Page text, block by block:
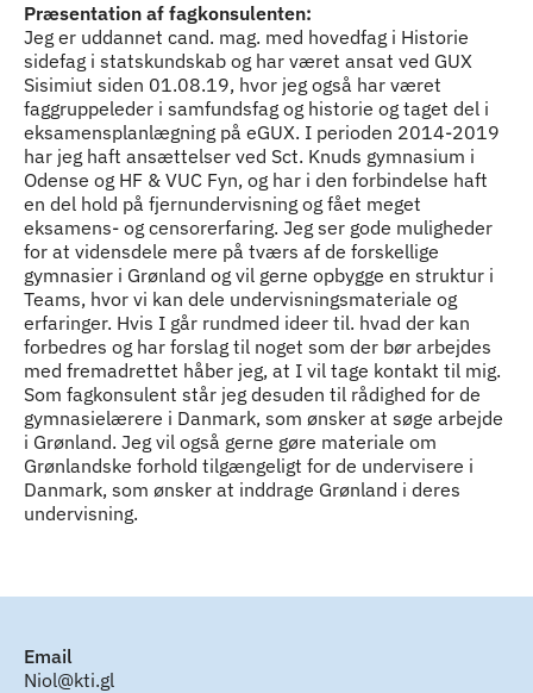
Præsentation af fagkonsulenten:
Jeg er uddannet cand. mag. med hovedfag i Historie
sidefag i statskundskab og har været ansat ved GUX
Sisimiut siden 01.08.19, hvor jeg også har været
faggruppeleder i samfundsfag og historie og taget del i
eksamensplanlægning på eGUX. I perioden 2014-2019
har jeg haft ansættelser ved Sct. Knuds gymnasium i
Odense og HF & VUC Fyn, og har i den forbindelse haft
en del hold på fjernundervisning og fået meget
eksamens- og censorerfaring. Jeg ser gode muligheder
for at vidensdele mere på tværs af de forskellige
gymnasier i Grønland og vil gerne opbygge en struktur i
Teams, hvor vi kan dele undervisningsmateriale og
erfaringer. Hvis I går rundmed ideer til. hvad der kan
forbedres og har forslag til noget som der bør arbejdes
med fremadrettet håber jeg, at I vil tage kontakt til mig.
Som fagkonsulent står jeg desuden til rådighed for de
gymnasielærere i Danmark, som ønsker at søge arbejde
i Grønland. Jeg vil også gerne gøre materiale om
Grønlandske forhold tilgængeligt for de undervisere i
Danmark, som ønsker at inddrage Grønland i deres
undervisning.
Email
Niol@kti.gl